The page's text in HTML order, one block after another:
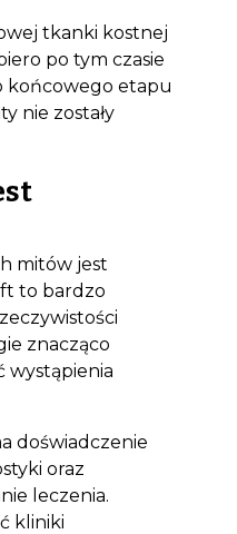
tkanki kostnej
po tym czasie
końcowego etapu
nie zostały
mitów jest
to bardzo
znacząco
wystąpienia
doświadczenie
oraz
leczenia.
kliniki